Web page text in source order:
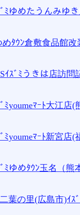
ﾞﾐゆめたうんみゆ
めﾀｳﾝ倉敷食品館
ｲｽﾞﾐうきは店訪問
ﾐyoumeﾏｰﾄ大江店(
ﾐyoumeﾏｰﾄ新宮店(
ﾞﾐゆめﾀｳﾝ玉名（熊
葉の里(広島市)ｲｽ